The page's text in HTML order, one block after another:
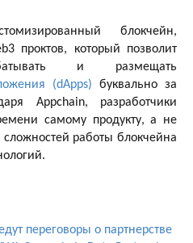
блокчейн,
проктов, который позволит
и размещать
(dApps) буквально за
Appchain, разработчики
самому продукту, а не
работы блокчейна
переговоры о партнерстве